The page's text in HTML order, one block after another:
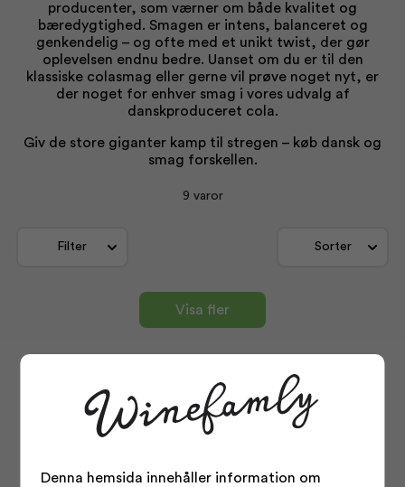
producenter, som værner om både kvalitet og
bæredygtighed. Smagen er intens, balanceret og
genkendelig – og ofte med et unikt twist, der gør
oplevelsen endnu bedre. Uanset om du er til den
klassiske colasmag eller gerne vil prøve noget nyt, er
der noget for enhver smag i vores udvalg af
danskproduceret cola.
Giv de store giganter kamp til stregen – køb dansk og
smag forskellen.
9 varor
Filter Sorter
Visa fler
Denna hemsida innehåller information om